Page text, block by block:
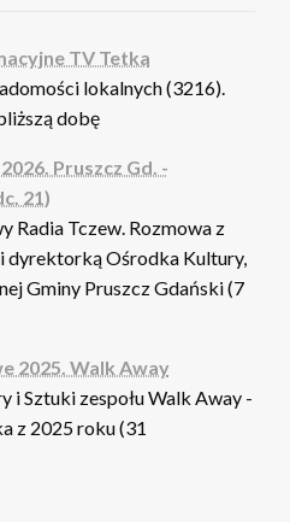
TV Tetka
lokalnych (3216).
dobę
Pruszcz Gd. -
21)
Radia Tczew. Rozmowa z
dyrektorką Ośrodka Kultury,
Gminy Pruszcz Gdański (7
2025. Walk Away
i Sztuki zespołu Walk Away -
z 2025 roku (31